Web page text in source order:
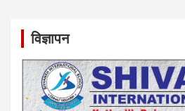
विज्ञापन